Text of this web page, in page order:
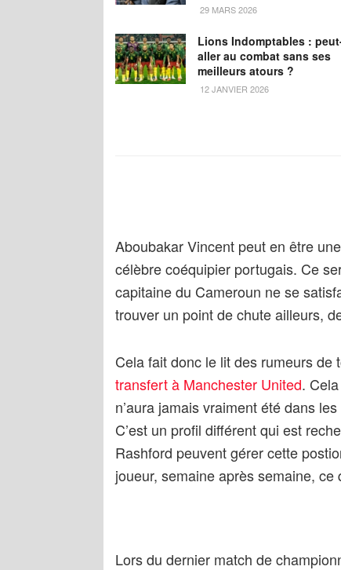
29 MARS 2026
Lions Indomptables :
aller au combat sans ses
meilleurs atours ?
12 JANVIER 2026
Aboubakar Vincent peut en être
célèbre coéquipier portugais. Ce
capitaine du Cameroun ne se
trouver un point de chute ailleurs,
Cela fait donc le lit des rumeurs
transfert à Manchester United.
n’aura jamais vraiment été dans
C’est un profil différent qui est
Rashford peuvent gérer cette
joueur, semaine après semaine,
Lors du dernier match de